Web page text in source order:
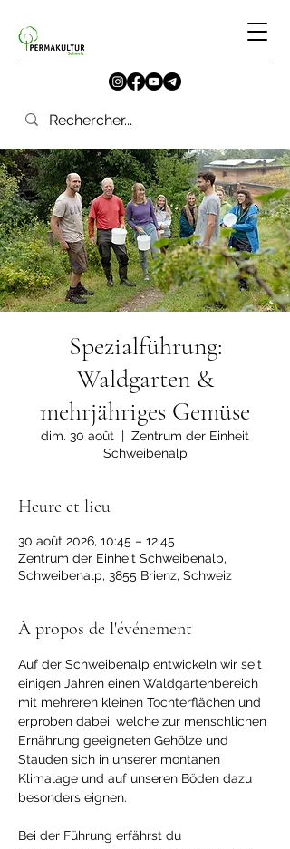
Spezialführung:
Waldgarten &
mehrjähriges Gemüse
dim. 30 août
  |
Zentrum der Einheit
Schweibenalp
Heure et lieu
30 août 2026, 10:45 – 12:45
Zentrum der Einheit Schweibenalp,
Schweibenalp, 3855 Brienz, Schweiz
À propos de l'événement
Auf der Schweibenalp entwickeln wir seit
einigen Jahren einen Waldgartenbereich
mit mehreren kleinen Tochterflächen und
erproben dabei, welche zur menschlichen
Ernährung geeigneten Gehölze und
Stauden sich in unserer montanen
Klimalage und auf unseren Böden dazu
besonders eignen.
Bei der Führung erfährst du